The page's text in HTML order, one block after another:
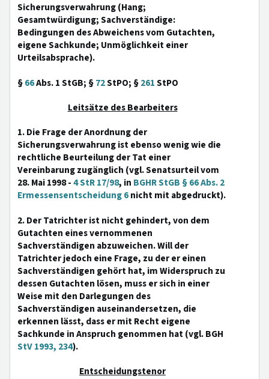
Sicherungsverwahrung (Hang;
Gesamtwürdigung; Sachverständige:
Bedingungen des Abweichens vom Gutachten,
eigene Sachkunde; Unmöglichkeit einer
Urteilsabsprache).
§66Abs. 1 StGB; §72StPO; §261StPO
Leitsätze des Bearbeiters
1. Die Frage der Anordnung der
Sicherungsverwahrung ist ebenso wenig wie die
rechtliche Beurteilung der Tat einer
Vereinbarung zugänglich (vgl. Senatsurteil vom
28. Mai 1998 -4 StR 17/98, in BGHR StGB § 66 Abs. 2
Ermessensentscheidung 6nicht mit abgedruckt).
2. Der Tatrichter ist nicht gehindert, von dem
Gutachten eines vernommenen
Sachverständigen abzuweichen. Will der
Tatrichter jedoch eine Frage, zu der er einen
Sachverständigen gehört hat, im Widerspruch zu
dessen Gutachten lösen, muss er sich in einer
Weise mit den Darlegungen des
Sachverständigen auseinandersetzen, die
erkennen lässt, dass er mit Recht eigene
Sachkunde in Anspruch genommen hat (vgl. BGH
StV 1993, 234).
Entscheidungstenor